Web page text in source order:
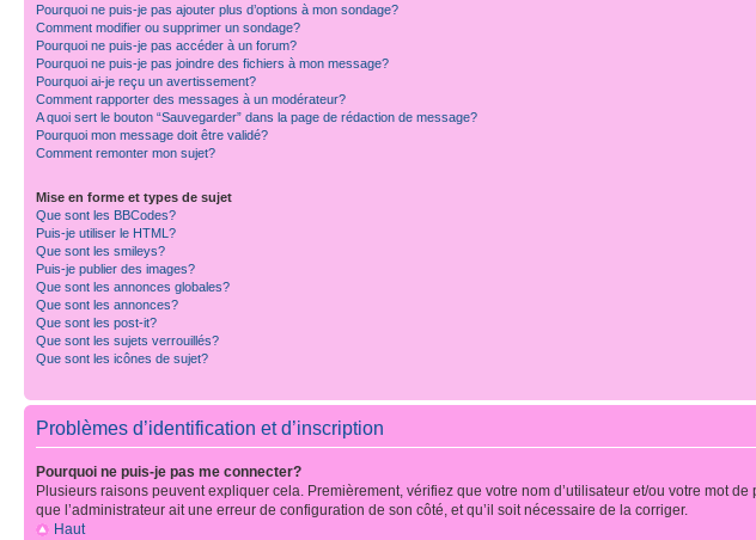
Pourquoi ne puis-je pas ajouter plus d’options à mon sondage?
Comment modifier ou supprimer un sondage?
Pourquoi ne puis-je pas accéder à un forum?
Pourquoi ne puis-je pas joindre des fichiers à mon message?
Pourquoi ai-je reçu un avertissement?
Comment rapporter des messages à un modérateur?
A quoi sert le bouton “Sauvegarder” dans la page de rédaction de message?
Pourquoi mon message doit être validé?
Comment remonter mon sujet?
Mise en forme et types de sujet
Que sont les BBCodes?
Puis-je utiliser le HTML?
Que sont les smileys?
Puis-je publier des images?
Que sont les annonces globales?
Que sont les annonces?
Que sont les post-it?
Que sont les sujets verrouillés?
Que sont les icônes de sujet?
Problèmes d’identification et d’inscription
Pourquoi ne puis-je pas me connecter?
Plusieurs raisons peuvent expliquer cela. Premièrement, vérifiez que votre nom d’utilisateur et/ou votre mot
que l’administrateur ait une erreur de configuration de son côté, et qu’il soit nécessaire de la corriger.
Haut